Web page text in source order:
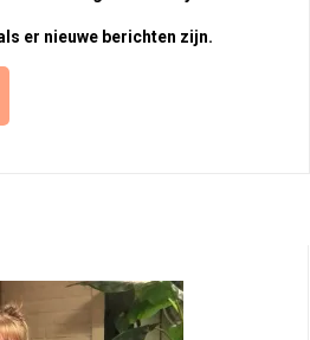
er nieuwe berichten zijn.